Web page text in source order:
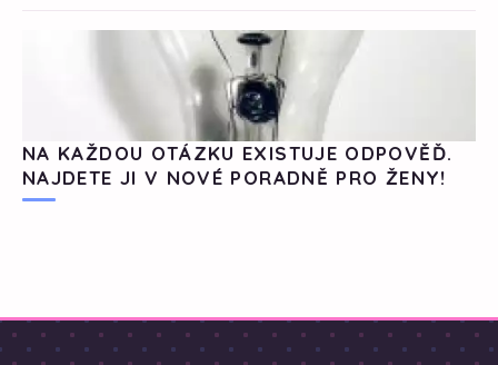
NA KAŽDOU OTÁZKU EXISTUJE ODPOVĚĎ.
NAJDETE JI V NOVÉ PORADNĚ PRO ŽENY!